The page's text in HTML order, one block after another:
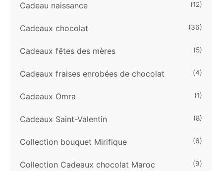
Cadeau naissance (12)
Cadeaux chocolat (36)
Cadeaux fêtes des mères (5)
Cadeaux fraises enrobées de chocolat (4)
Cadeaux Omra (1)
Cadeaux Saint-Valentin (8)
Collection bouquet Mirifique (6)
Collection Cadeaux chocolat Maroc (9)